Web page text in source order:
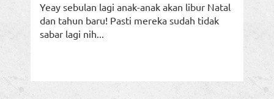
Yeay sebulan lagi anak-anak akan libur Natal
dan tahun baru! Pasti mereka sudah tidak
sabar lagi nih...